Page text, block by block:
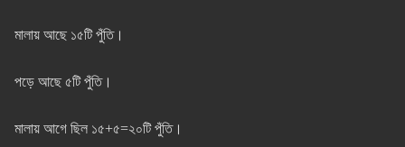
মালায় আছে ১৫টি পুঁতি।
পড়ে আছে ৫টি পুঁতি।
মালায় আগে ছিল ১৫+৫=২০টি পুঁতি।